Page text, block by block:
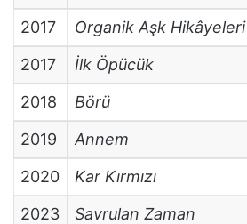
2017
Organik Aşk Hikâyeleri
2017
İlk Öpücük
2018
Börü
2019
Annem
2020
Kar Kırmızı
2023
Savrulan Zaman